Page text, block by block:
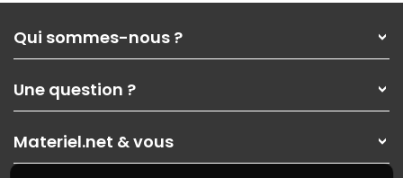
Qui sommes-nous ?
Nos services
Les magasins Materiel.net
Nos solutions pour les pros
Contactez-nous
Une question ?
Paiement, livraison
Garanties,Pack Zen
Materiel.net & vous